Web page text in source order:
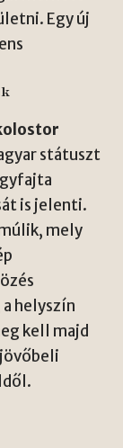
Egy új
státuszt
is jelenti.
mely
helyszín
kell majd